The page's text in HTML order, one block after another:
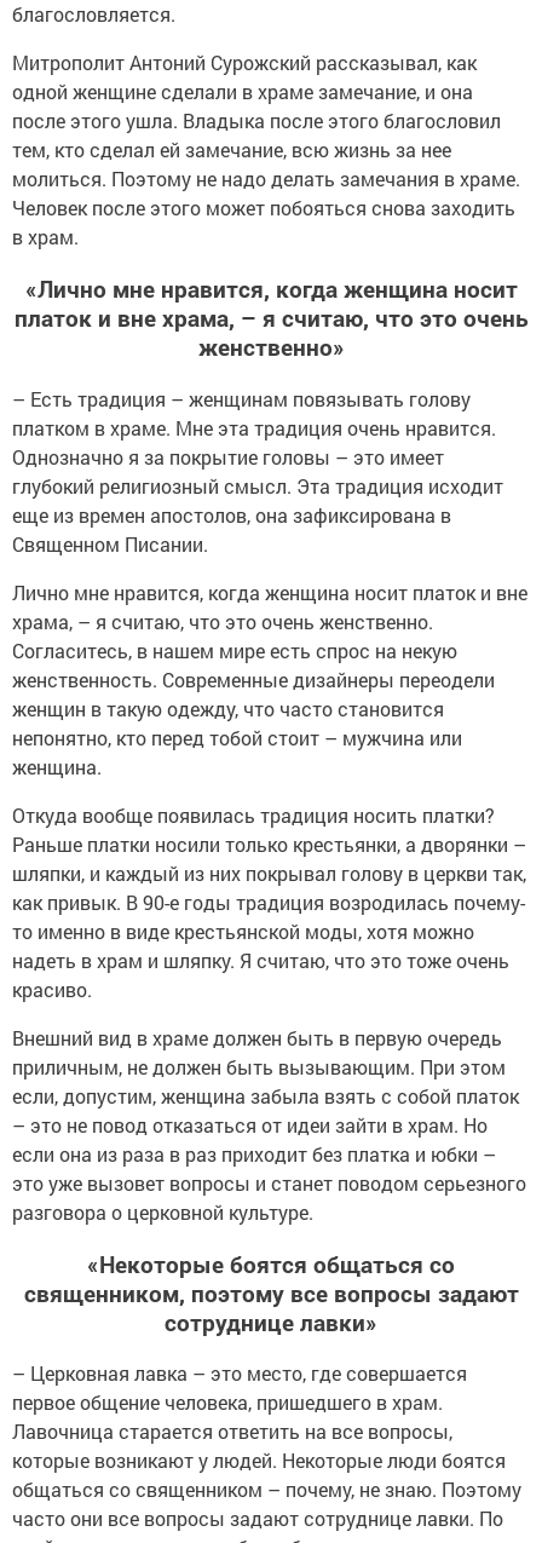
благословляется.
Митрополит Антоний Сурожский рассказывал, как
одной женщине сделали в храме замечание, и она
после этого ушла. Владыка после этого благословил
тем, кто сделал ей замечание, всю жизнь за нее
молиться. Поэтому не надо делать замечания в храме.
Человек после этого может побояться снова заходить
в храм.
«Лично мне нравится, когда женщина носит
платок и вне храма, – я считаю, что это очень
женственно»
– Есть традиция – женщинам повязывать голову
платком в храме. Мне эта традиция очень нравится.
Однозначно я за покрытие головы – это имеет
глубокий религиозный смысл. Эта традиция исходит
еще из времен апостолов, она зафиксирована в
Священном Писании.
Лично мне нравится, когда женщина носит платок и вне
храма, – я считаю, что это очень женственно.
Согласитесь, в нашем мире есть спрос на некую
женственность. Современные дизайнеры переодели
женщин в такую одежду, что часто становится
непонятно, кто перед тобой стоит – мужчина или
женщина.
Откуда вообще появилась традиция носить платки?
Раньше платки носили только крестьянки, а дворянки –
шляпки, и каждый из них покрывал голову в церкви так,
как привык. В 90-е годы традиция возродилась почему-
то именно в виде крестьянской моды, хотя можно
надеть в храм и шляпку. Я считаю, что это тоже очень
красиво.
Внешний вид в храме должен быть в первую очередь
приличным, не должен быть вызывающим. При этом
если, допустим, женщина забыла взять с собой платок
– это не повод отказаться от идеи зайти в храм. Но
если она из раза в раз приходит без платка и юбки –
это уже вызовет вопросы и станет поводом серьезного
разговора о церковной культуре.
«Некоторые боятся общаться со
священником, поэтому все вопросы задают
сотруднице лавки»
– Церковная лавка – это место, где совершается
первое общение человека, пришедшего в храм.
Лавочница старается ответить на все вопросы,
которые возникают у людей. Некоторые люди боятся
общаться со священником – почему, не знаю. Поэтому
часто они все вопросы задают сотруднице лавки. По